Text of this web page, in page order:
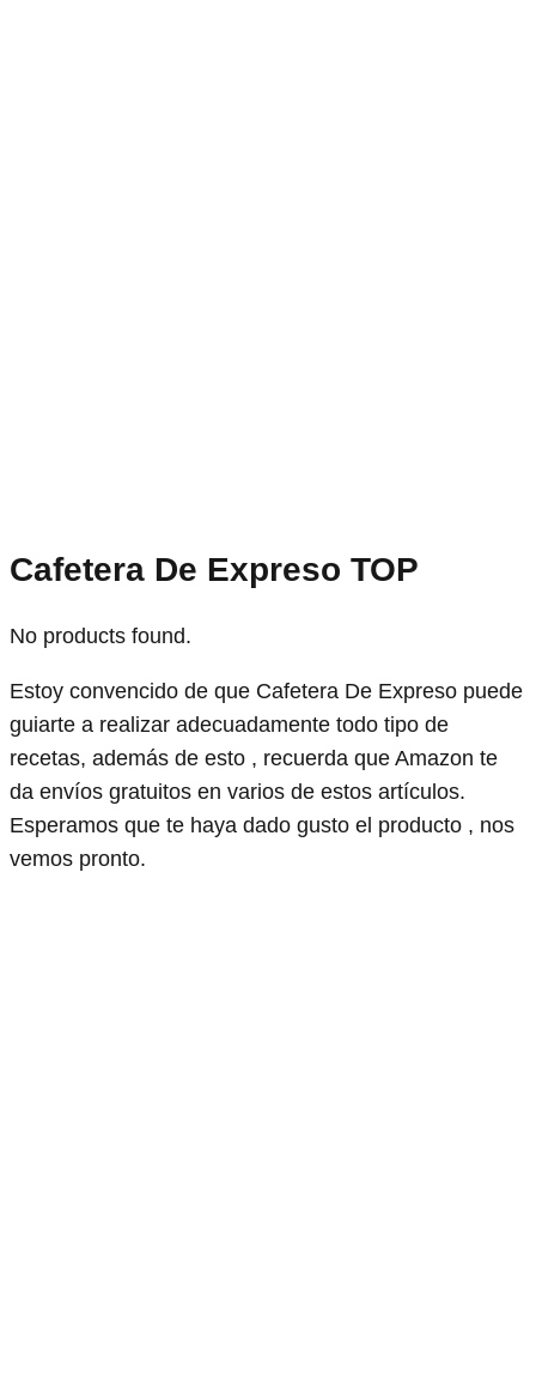
Cafetera De Expreso TOP
No products found.
Estoy convencido de que Cafetera De Expreso puede
guiarte a realizar adecuadamente todo tipo de
recetas, además de esto , recuerda que Amazon te
da envíos gratuitos en varios de estos artículos.
Esperamos que te haya dado gusto el producto , nos
vemos pronto.